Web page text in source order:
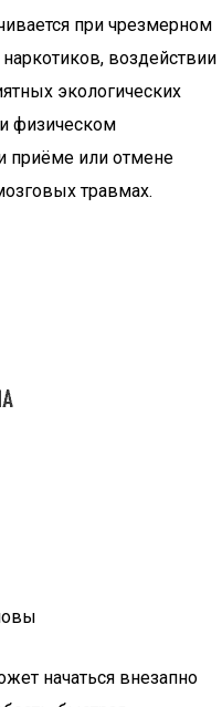
при чрезмерном
воздействии
экологических
физическом
приёме или отмене
травмах.
начаться внезапно